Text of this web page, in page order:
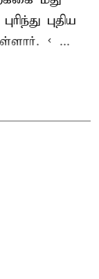
புதிய
< ...